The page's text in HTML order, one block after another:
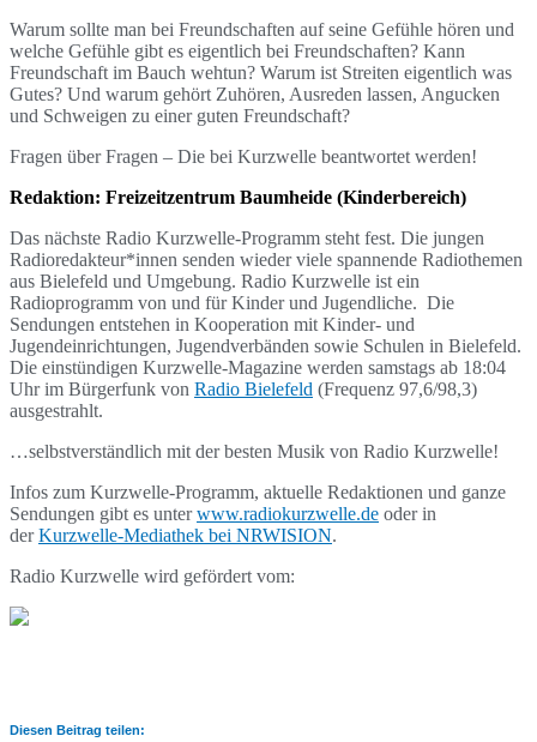
Warum sollte man bei Freundschaften auf seine Gefühle hören und
welche Gefühle gibt es eigentlich bei Freundschaften? Kann
Freundschaft im Bauch wehtun? Warum ist Streiten eigentlich was
Gutes? Und warum gehört Zuhören, Ausreden lassen, Angucken
und Schweigen zu einer guten Freundschaft?
Fragen über Fragen – Die bei Kurzwelle beantwortet werden!
Redaktion: Freizeitzentrum Baumheide (Kinderbereich)
Das nächste Radio Kurzwelle-Programm steht fest. Die jungen
Radioredakteur*innen senden wieder viele spannende Radiothemen
aus Bielefeld und Umgebung. Radio Kurzwelle ist ein
Radioprogramm von und für Kinder und Jugendliche. Die
Sendungen entstehen in Kooperation mit Kinder- und
Jugendeinrichtungen, Jugendverbänden sowie Schulen in Bielefeld.
Die einstündigen Kurzwelle-Magazine werden samstags ab 18:04
Uhr im Bürgerfunk von Radio Bielefeld (Frequenz 97,6/98,3)
ausgestrahlt.
…selbstverständlich mit der besten Musik von Radio Kurzwelle!
Infos zum Kurzwelle-Programm, aktuelle Redaktionen und ganze
Sendungen gibt es unterwww.radiokurzwelle.de oder in
derKurzwelle-Mediathek bei NRWISION.
Radio Kurzwelle wird gefördert vom:
Diesen Beitrag teilen: